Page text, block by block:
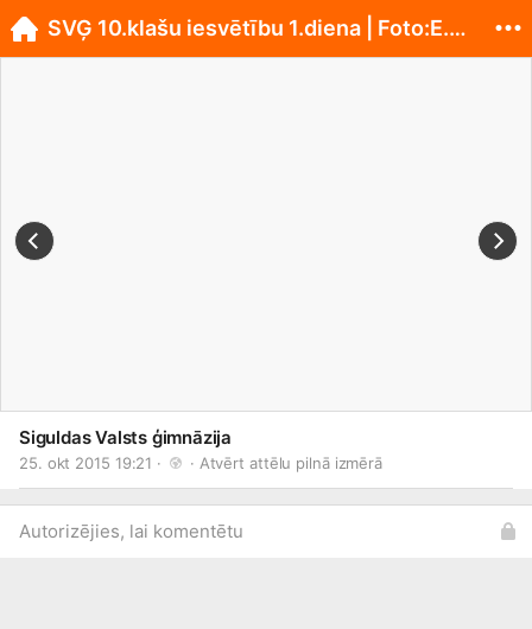
Siguldas Valsts ģimnāzija
25. okt 2015 19:21 · · Atvērt attēlu pilnā izmērā
Autorizējies, lai komentētu
SVĢ 10.klašu iesvētību 1.diena | Foto:E.Malceniece